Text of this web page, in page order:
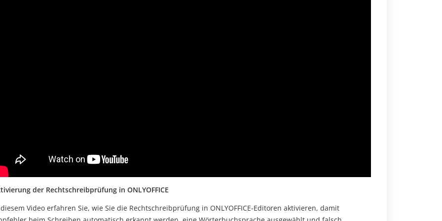
der Rechtschreibprüfung in ONLYOFFICE
Video erfahren Sie, wie Sie die Rechtschreibprüfung in ONLYOFFICE-Editoren aktivieren, damit